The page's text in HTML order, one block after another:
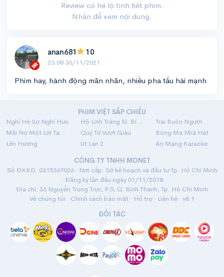
Review có hé lộ tình tiết phim.
Nhấn để xem nội dung.
anan681 10
23:08 30/11/2021
Phim hay, hành động mãn nhãn, nhiều pha tấu hài mạnh
PHIM VIỆT SẮP CHIẾU
Nghỉ Hè Sợ Nghỉ Hưu
Hộ Linh Tráng Sĩ: Bí Ẩn Mộ Vua Đinh
Trại Buôn Người
Mãi Nợ Một Lời Tạm Biệt
Quý Tử Vượt Giàu
Bóng Ma Nhà Hát
Lên Hương
Út Lan 2
Án Mạng Karaoke
CÔNG TY TNHH MONET
Số ĐKKD: 0315367026 · Nơi cấp: Sở kế hoạch và đầu tư Tp. Hồ Chí Minh
· Đăng ký lần đầu ngày 01/11/2018
Địa chỉ: 33 Nguyễn Trung Trực, P.5, Q. Bình Thạnh, Tp. Hồ Chí Minh
Về chúng tôi · Chính sách bảo mật · Hỗ trợ · Liên hệ · v8.1
ĐỐI TÁC